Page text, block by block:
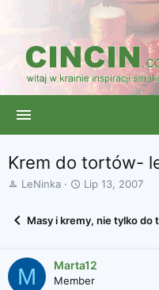
Krem do tortów-
A
ą
t
LeNinka
D
a
z
p
Lip 13, 2007
Masy i kremy, nie tylko do
M Marta12
Member